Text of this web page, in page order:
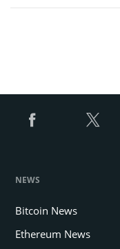
NEWS
Bitcoin News
Ethereum News